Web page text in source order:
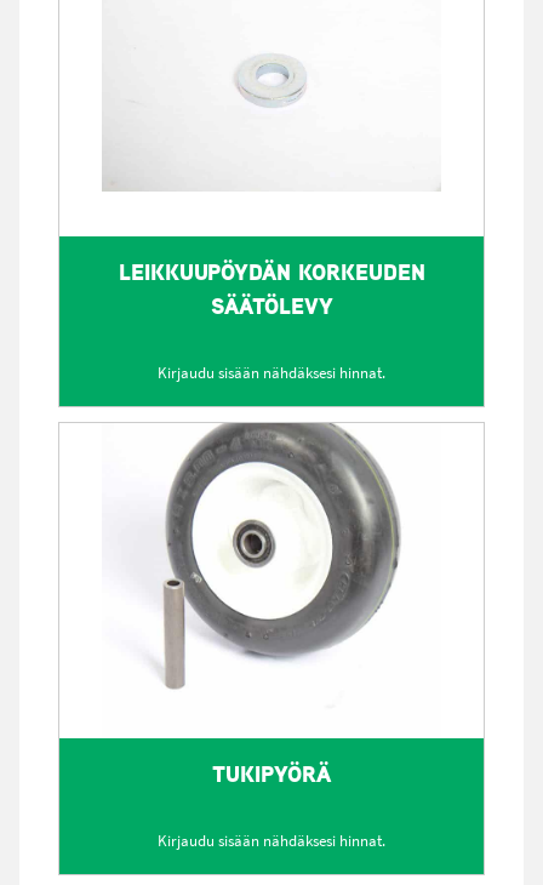
LEIKKUUPÖYDÄN KORKEUDEN
SÄÄTÖLEVY
Kirjaudu sisään nähdäksesi hinnat.
TUKIPYÖRÄ
Kirjaudu sisään nähdäksesi hinnat.